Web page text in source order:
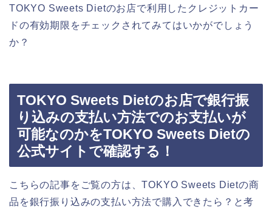
TOKYO Sweets Dietのお店で利用したクレジットカー
ドの有効期限をチェックされてみてはいかがでしょう
か？
TOKYO Sweets Dietのお店で銀行振
り込みの支払い方法でのお支払いが
可能なのかをTOKYO Sweets Dietの
公式サイトで確認する！
こちらの記事をご覧の方は、TOKYO Sweets Dietの商
品を銀行振り込みの支払い方法で購入できたら？と考